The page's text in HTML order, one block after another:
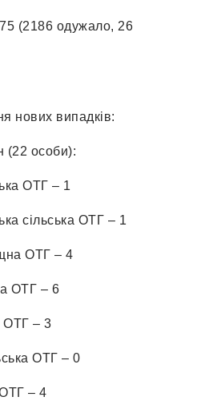
(2186 одужало, 26
нових випадків:
(22 особи):
ОТГ – 1
сільська ОТГ – 1
ОТГ – 4
ОТГ – 6
ОТГ – 3
ОТГ – 0
ОТГ – 4